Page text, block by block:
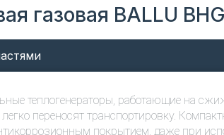
газовая BALLU
теплогенераторы, работающие на
переносят транспортировку.
покрытием, даже при